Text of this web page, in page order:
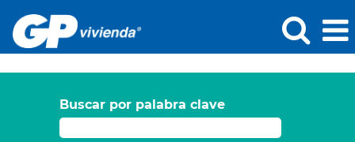
Buscar por palabra clave